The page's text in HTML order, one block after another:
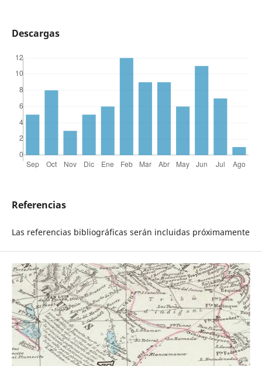
Descargas
Referencias
Las referencias bibliográficas serán incluidas próximamente